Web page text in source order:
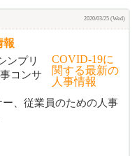
2020/03/25 (Wed)
報
ンプリ
コンサ
、従業員のための人事